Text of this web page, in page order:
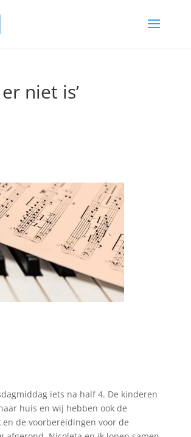
niet is’
iets na half 4. De kinderen
huis en wij hebben ook de
en de voorbereidingen voor de